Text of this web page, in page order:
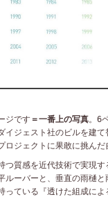
ジです ＝一番上の写真。 6
ジェスト社のビルを建て
ジェクトに果敢に挑んだ
つ質感を近代技術で実現
ルーバーと、垂直の雨樋
っている『透けた組成に